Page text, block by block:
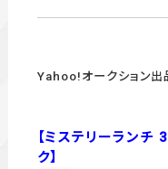
Yahoo!オークション出
【ミステリーランチ
ク】